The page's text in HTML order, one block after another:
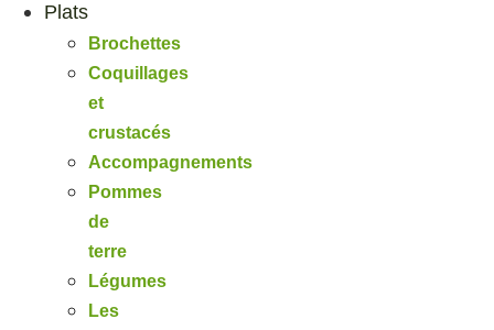
Plats
Brochettes
Coquillages
et
crustacés
Accompagnements
Pommes
de
terre
Légumes
Les